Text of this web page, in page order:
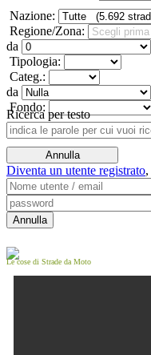
Nazione:
Regione/Zona:
da
Tipologia:
Categ.:
da
Fondo:
Ricerca per testo
Diventa un utente registrato,
Le cose di Strade da Moto